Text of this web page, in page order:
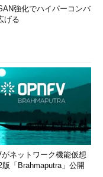
強化でハイパーコンバ
げる
ネットワーク機能仮想
版「Brahmaputra」公開